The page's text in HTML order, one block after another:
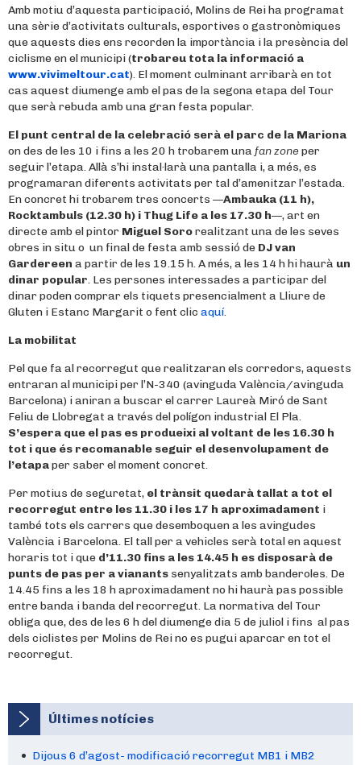
Amb motiu d’aquesta participació, Molins de Rei ha programat
una sèrie d’activitats culturals, esportives o gastronòmiques
que aquests dies ens recorden la importància i la presència del
ciclisme en el municipi (trobareu tota la informació a
www.vivimeltour.cat). El moment culminant arribarà en tot
cas aquest diumenge amb el pas de la segona etapa del Tour
que serà rebuda amb una gran festa popular.
El punt central de la celebració serà el parc de la Mariona
on des de les 10 i fins a les 20 h trobarem una fan zoneper
seguir l’etapa. Allà s’hi instal·larà una pantalla i, a més, es
programaran diferents activitats per tal d’amenitzar l’estada.
En concret hi trobarem tres concerts —Ambauka (11 h),
Rocktambuls (12.30 h) i Thug Life a les 17.30 h—, art en
directe amb el pintor Miguel Sororealitzant una de les seves
obres in situ o un final de festa amb sessió de DJ van
Gardereen a partir de les 19.15 h. A més, a les 14 h hi haurà un
dinar popular. Les persones interessades a participar del
dinar poden comprar els tiquets presencialment a Lliure de
Gluten i Estanc Margarit o fent clic aquí.
La mobilitat
Pel que fa al recorregut que realitzaran els corredors, aquests
entraran al municipi per l’N-340 (avinguda València/avinguda
Barcelona) i aniran a buscar el carrer Laureà Miró de Sant
Feliu de Llobregat a través del polígon industrial El Pla.
S’espera que el pas es produeixi al voltant de les 16.30 h
tot i que és recomanable seguir el desenvolupament de
l’etapaper saber el moment concret.
Per motius de seguretat, el trànsit quedarà tallat a tot el
recorregut entre les 11.30 i les 17 h aproximadament i
també tots els carrers que desemboquen a les avingudes
València i Barcelona. El tall per a vehicles serà total en aquest
horaris tot i que d’11.30 fins a les 14.45 h es disposarà de
punts de pas per a vianants senyalitzats amb banderoles. De
14.45 fins a les 18 h aproximadament no hi haurà pas possible
entre banda i banda del recorregut. La normativa del Tour
obliga que, des de les 6 h del diumenge dia 5 de juliol i fins al pas
dels ciclistes per Molins de Rei no es pugui aparcar en tot el
recorregut.
Últimes notícies
Dijous 6 d’agost- modificació recorregut MB1 i MB2